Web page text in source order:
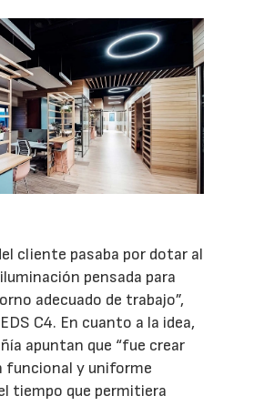
cliente pasaba por dotar al
pensada para
adecuado de trabajo”,
C4. En cuanto a la idea,
apuntan que “fue crear
funcional y uniforme
tiempo que permitiera